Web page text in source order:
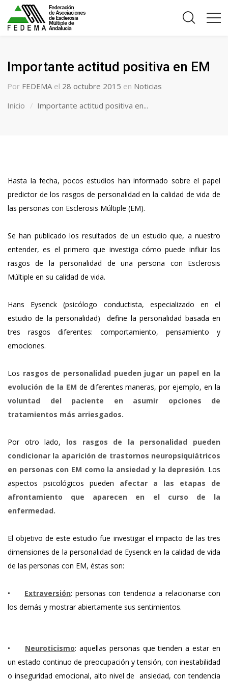
Importante actitud positiva en EM
Por FEDEMA el 28 octubre 2015 en Noticias
Inicio
Importante actitud positiva en...
Hasta la fecha, pocos estudios han informado sobre el papel
predictor de los rasgos de personalidad en la calidad de vida de
las personas con Esclerosis Múltiple (EM).
Se han publicado los resultados de un estudio que, a nuestro
entender, es el primero que investiga cómo puede influir los
rasgos de la personalidad de una persona con Esclerosis
Múltiple en su calidad de vida.
Hans Eysenck (psicólogo conductista, especializado en el
estudio de la personalidad) define la personalidad basada en
tres rasgos diferentes: comportamiento, pensamiento y
emociones.
Los rasgos de personalidad pueden jugar un papel en la
evolución de la EM de diferentes maneras, por ejemplo, en la
voluntad del paciente en asumir opciones de
tratamientos más arriesgados.
Por otro lado, los rasgos de la personalidad pueden
condicionar la aparición de trastornos neuropsiquiátricos
en personas con EM como la ansiedad y la depresión. Los
aspectos psicológicos pueden afectar a las etapas de
afrontamiento que aparecen en el curso de la
enfermedad.
El objetivo de este estudio fue investigar el impacto de las tres
dimensiones de la personalidad de Eysenck en la calidad de vida
de las personas con EM, éstas son:
• Extraversión: personas con tendencia a relacionarse con
los demás y mostrar abiertamente sus sentimientos.
• Neuroticismo: aquellas personas que tienden a estar en
un estado continuo de preocupación y tensión, con inestabilidad
o inseguridad emocional, alto nivel de ansiedad, con tendencia